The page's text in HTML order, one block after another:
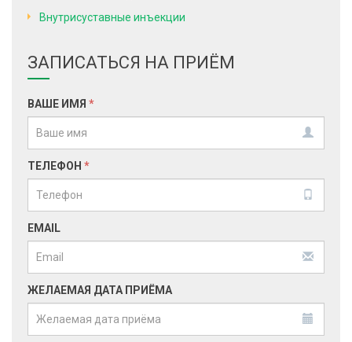
Внутрисуставные инъекции
ЗАПИСАТЬСЯ НА ПРИЁМ
ВАШЕ ИМЯ *
ТЕЛЕФОН *
EMAIL
ЖЕЛАЕМАЯ ДАТА ПРИЁМА